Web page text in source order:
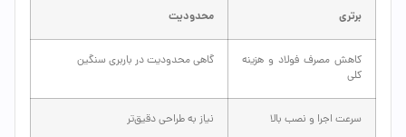
برتری محدودیت
کاهش مصرف فولاد و هزینه
کلی
گاهی محدودیت در باربری سنگین
سرعت اجرا و نصب بالا نیاز به طراحی دقیق‌تر